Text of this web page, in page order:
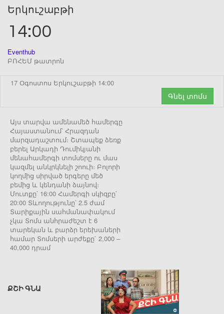
Երկուշաբթի
14:00
Eventhub
ԲՈՀԵՄ թատրոն
17 Օգոստոս Երկուշաբթի 14:00
Գնել տոմս
Այս տարվա ամենամեծ համերգը
Հայաստանում՝ Հրազդան
մարզադաշտում։ Շտապեք ձեռք
բերել Արկադի Դումիկյանի
մենահամերգի տոմսերը ու մաս
կազմել անկրկնելի շոուի։ Բոլորի
կողմից սիրված երգերը մեծ
բեմից և կենդանի ձայնով։
Մուտքը՝ 16:00 Համերգի սկիզբը՝
20:00 Տևողությունը՝ 2.5 ժամ
Տարիքային սահմանափակում
չկա Տոմս անհրաժեշտ է 6
տարեկան և բարձր երեխաների
համար Տոմսերի արժեքը` 2,000 –
40,000 դրամ
ՔՇԻ ԳՆԱ